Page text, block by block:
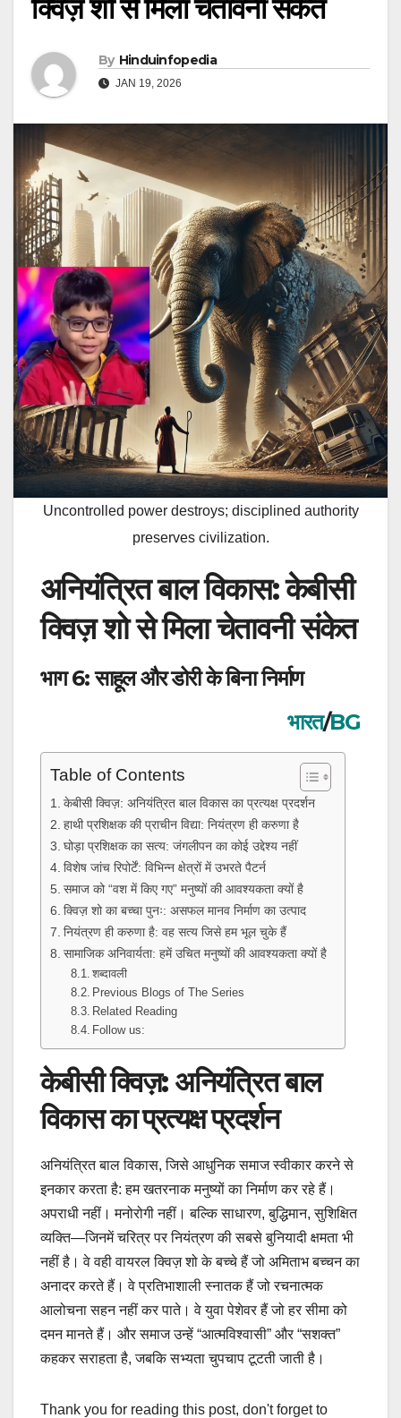
क्विज़ शो से मिला चेतावनी संकेत
By Hinduinfopedia
JAN 19, 2026
Uncontrolled power destroys; disciplined authority
preserves civilization.
अनियंत्रित बाल विकास: केबीसी
क्विज़ शो से मिला चेतावनी संकेत
भाग 6: साहूल और डोरी के बिना निर्माण
भारत/BG
Table of Contents
केबीसी क्विज़: अनियंत्रित बाल विकास का प्रत्यक्ष प्रदर्शन
हाथी प्रशिक्षक की प्राचीन विद्या: नियंत्रण ही करुणा है
घोड़ा प्रशिक्षक का सत्य: जंगलीपन का कोई उद्देश्य नहीं
विशेष जांच रिपोर्टें: विभिन्न क्षेत्रों में उभरते पैटर्न
समाज को “वश में किए गए” मनुष्यों की आवश्यकता क्यों है
क्विज़ शो का बच्चा पुनः: असफल मानव निर्माण का उत्पाद
नियंत्रण ही करुणा है: वह सत्य जिसे हम भूल चुके हैं
सामाजिक अनिवार्यता: हमें उचित मनुष्यों की आवश्यकता क्यों है
शब्दावली
Previous Blogs of The Series
Related Reading
Follow us:
केबीसी क्विज़: अनियंत्रित बाल
विकास का प्रत्यक्ष प्रदर्शन
अनियंत्रित बाल विकास, जिसे आधुनिक समाज स्वीकार करने से
इनकार करता है: हम खतरनाक मनुष्यों का निर्माण कर रहे हैं।
अपराधी नहीं। मनोरोगी नहीं। बल्कि साधारण, बुद्धिमान, सुशिक्षित
व्यक्ति—जिनमें चरित्र पर नियंत्रण की सबसे बुनियादी क्षमता भी
नहीं है। वे वही वायरल क्विज़ शो के बच्चे हैं जो अमिताभ बच्चन का
अनादर करते हैं। वे प्रतिभाशाली स्नातक हैं जो रचनात्मक
आलोचना सहन नहीं कर पाते। वे युवा पेशेवर हैं जो हर सीमा को
दमन मानते हैं। और समाज उन्हें “आत्मविश्वासी” और “सशक्त”
कहकर सराहता है, जबकि सभ्यता चुपचाप टूटती जाती है।
Thank you for reading this post, don't forget to